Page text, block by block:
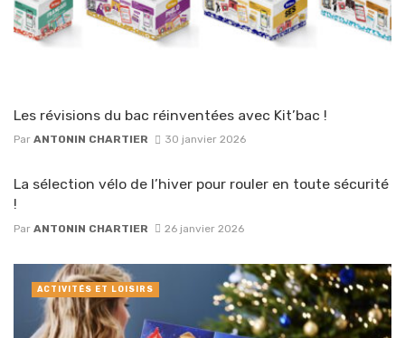
Les révisions du bac réinventées avec Kit’bac !
Par ANTONIN CHARTIER 30 janvier 2026
La sélection vélo de l’hiver pour rouler en toute sécurité
!
Par ANTONIN CHARTIER 26 janvier 2026
ACTIVITÉS ET LOISIRS